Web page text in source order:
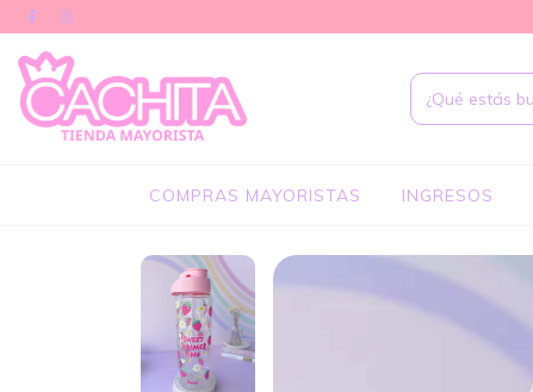
COMPRAS MAYORISTAS INGRESOS